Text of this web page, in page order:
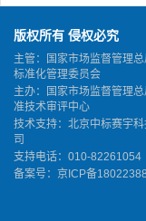
版权所有 侵权必究
主管：国家市场监督管理
标准化管理委员会
主办：国家市场监督管理
准技术审评中心
技术支持：北京中标赛宇
司
支持电话：010-82261054
备案号： 京ICP备